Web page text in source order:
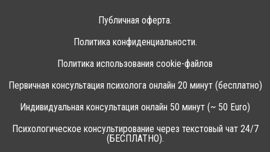
Публичная оферта.
Политика конфиденциальности.
Политика использования cookie-файлов
Первичная консультация психолога онлайн 20 минут (бесплатно)
Индивидуальная консультация онлайн 50 минут (~ 50 Euro)
Психологическое консультирование через текстовый чат 24/7
(БЕСПЛАТНО).